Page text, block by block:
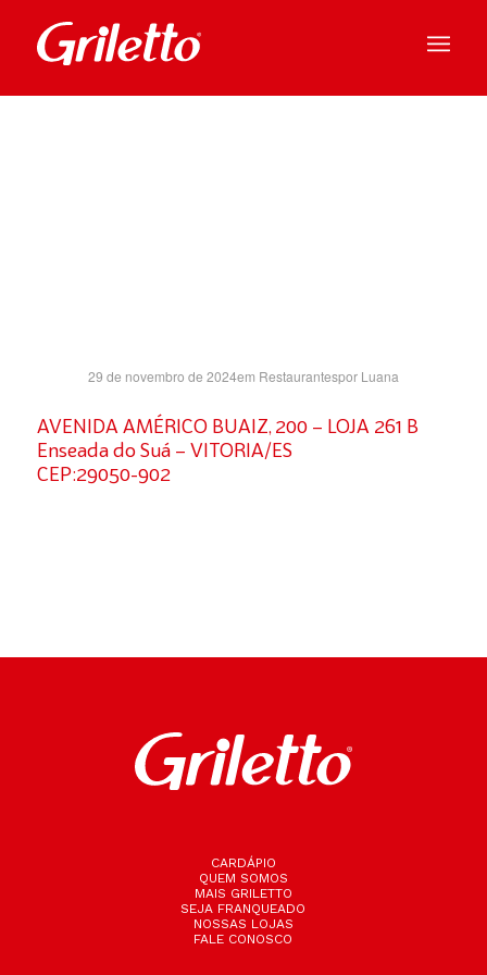
29 de novembro de 2024em Restaurantespor Luana
AVENIDA AMÉRICO BUAIZ, 200 – LOJA 261 B
Enseada do Suá – VITORIA/ES
CEP:29050-902
CARDÁPIO
QUEM SOMOS
MAIS GRILETTO
SEJA FRANQUEADO
NOSSAS LOJAS
FALE CONOSCO